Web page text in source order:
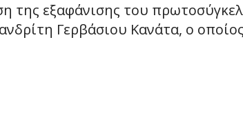
της εξαφάνισης του
Γερβάσιου Κανάτα, ο